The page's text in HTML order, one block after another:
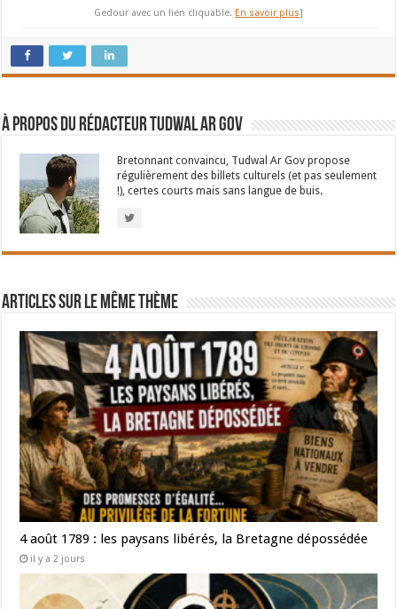
Gedour avec un lien cliquable. En savoir plus]
À propos du rédacteur Tudwal Ar Gov
Bretonnant convaincu, Tudwal Ar Gov propose
régulièrement des billets culturels (et pas seulement
!), certes courts mais sans langue de buis.
Articles sur le même thème
4 août 1789 : les paysans libérés, la Bretagne dépossédée
il y a 2 jours